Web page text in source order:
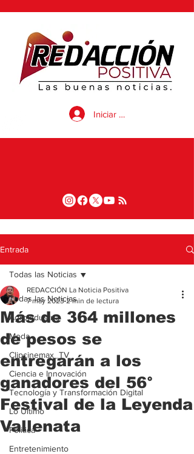
Iniciar sesión
Entrada
Todas las Noticias
Agroindustria
Moda
Clipcinemax_TV
Ciencia e Innovación
Tecnología y Transformación Digital
Lo Ultimo
Politica
Entretenimiento
Todas las Noticias
Más de 364 millones
de pesos se
entregarán a los
ganadores del 56°
Festival de la Leyenda
Vallenata
REDACCIÓN La Noticia Positiva
7 may 2023 2 min de lectura